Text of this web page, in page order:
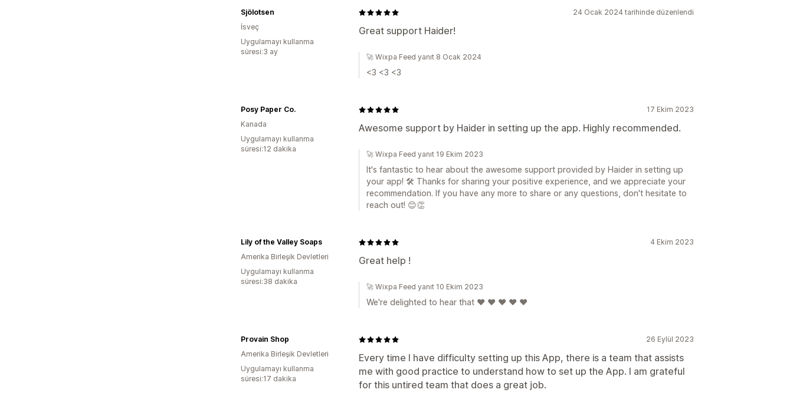
24 Ocak 2024 tarihinde düzenlendi
Great support Haider!
Sjölotsen
İsveç
Uygulamayı kullanma
süresi:3 ay
🚀 Wixpa Feed yanıt 8 Ocak 2024
<3 <3 <3
17 Ekim 2023
Awesome support by Haider in setting up the app. Highly recommended.
Posy Paper Co.
Kanada
Uygulamayı kullanma
süresi:12 dakika
🚀 Wixpa Feed yanıt 19 Ekim 2023
It's fantastic to hear about the awesome support provided by Haider in setting up
your app! 🛠️ Thanks for sharing your positive experience, and we appreciate your
recommendation. If you have any more to share or any questions, don't hesitate to
reach out! 😊👏
4 Ekim 2023
Great help !
Lily of the Valley Soaps
Amerika Birleşik Devletleri
Uygulamayı kullanma
süresi:38 dakika
🚀 Wixpa Feed yanıt 10 Ekim 2023
We're delighted to hear that ❤️ ❤️ ❤️ ❤️ ❤️
26 Eylül 2023
Every time I have difficulty setting up this App, there is a team that assists
me with good practice to understand how to set up the App. I am grateful
for this untired team that does a great job.
Provain Shop
Amerika Birleşik Devletleri
Uygulamayı kullanma
süresi:17 dakika